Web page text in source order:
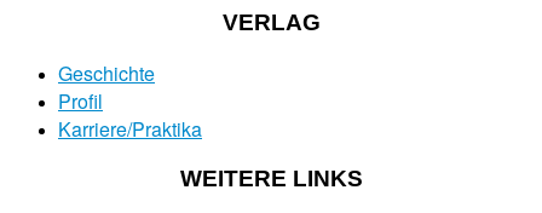
VERLAG
Geschichte
Profil
Karriere/Praktika
WEITERE LINKS